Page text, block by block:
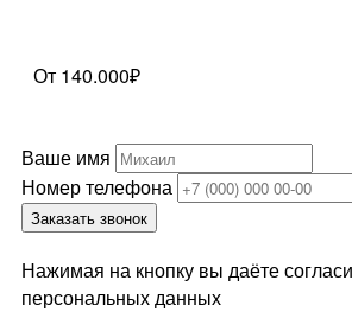
От 140.000₽
Ваше имя
Номер телефона
Заказать звонок
Нажимая на кнопку вы даёте
персональных данных